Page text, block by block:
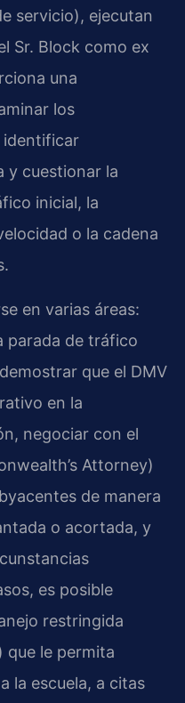
servicio), ejecutan
Sr. Block como ex
una
los
identificar
y cuestionar la
inicial, la
o la cadena
en varias áreas:
parada de tráfico
que el DMV
en la
negociar con el
Attorney)
de manera
o acortada, y
es posible
restringida
que le permita
la escuela, a citas